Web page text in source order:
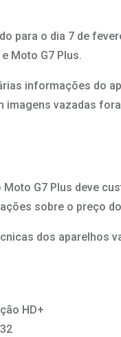
para o dia 7 de
Moto G7 Plus.
informações do
imagens vazadas
G7 Plus deve
sobre o preço
dos aparelhos
HD+